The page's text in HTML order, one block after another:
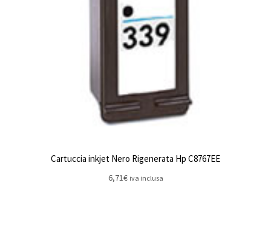
Cartuccia inkjet Nero Rigenerata Hp C8767EE
6,71€ iva inclusa